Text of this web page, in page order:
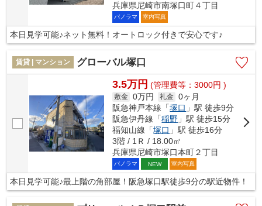
兵庫県尼崎市南塚口町４丁目
パノラマ 室内写真
本日見学可能♪ネット無料！オートロック付きで安心です♪
賃貸 | マンション グローバル塚口
3.5万円 (管理費等：3000円 )
敷金 0万円 礼金 0ヶ月
阪急神戸本線「塚口 」駅 徒歩9分
阪急伊丹線「稲野 」駅 徒歩15分
福知山線「塚口 」駅 徒歩16分
3階 / 1Ｒ / 18.00㎡
兵庫県尼崎市塚口本町２丁目
パノラマ NEW 室内写真
本日見学可能♪最上階の角部屋！阪急塚口駅徒歩9分の駅近物件！